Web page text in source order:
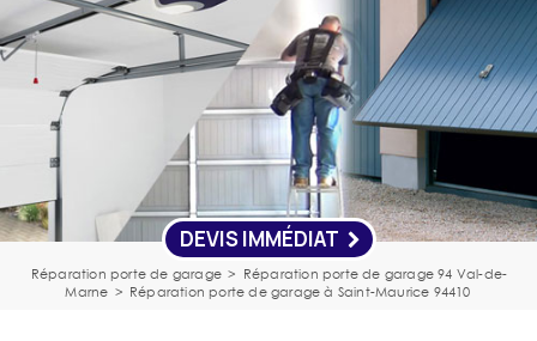
DEVIS IMMÉDIAT
Réparation porte de garage > Réparation porte de garage 94 Val-de-
Marne > Réparation porte de garage à Saint-Maurice 94410